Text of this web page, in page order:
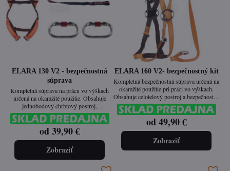
ELARA 130 V2 - bezpečnostná
súprava
Kompletná súprava na prácu vo výškach
určená na okamžité použitie. Obsahuje
jednobodový chrbtový postroj,
bezpečnostné lano s dĺžkou 1,5 m a dve
oceľové karabíny. Vhodné na bežné
vymedzenie pohybu a zaistenie osôb proti
pádu.
od 39,90 €
Zobraziť
ELARA 160 V2- bezpečnostný kit
Kompletná bezpečnostná súprava určená na
okamžité použitie pri práci vo výškach.
Obsahuje celotelový postroj a bezpečnostné
lano s tlmičom pádu, navrhnutá pre krátke
vertikálne alebo horizontálne pohyby na
výškach do 3 metrov. Vhodná najmä pre
remeselníkov, technické údržby či montážne
práce na konštrukciách alebo plošinách.
od 49,90 €
Zobraziť